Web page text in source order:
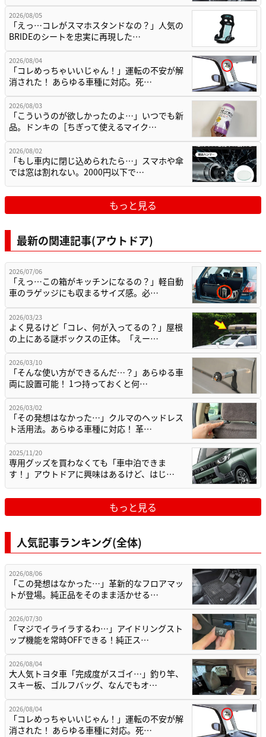
2026/08/05
「えっ…コレがスマホスタンドなの？」人気の
BRIDEのシートを忠実に再現した…
2026/08/04
「コレめっちゃいいじゃん！」運転の不安が解
消された！ あらゆる車種に対応。死…
2026/08/03
「こういうのが欲しかったのよ…」いつでも新
品。ドンキの［ちぎって使えるマイク…
2026/08/02
「もし車内に閉じ込められたら…」スマホや傘
では窓は割れない。2000円以下で…
もっと見る
最新の関連記事(アウトドア)
2026/07/06
「えっ…この箱がキッチンになるの？」軽自動
車のラゲッジにも収まるサイズ感。必…
2026/03/23
よく見るけど「コレ、何が入ってるの？」屋根
の上にある謎ボックスの正体。「えー…
2026/03/10
「そんな使い方ができるんだ…？」あらゆる車
両に設置可能！ 1つ持っておくと何…
2026/03/02
「その発想はなかった…」クルマのヘッドレス
ト活用法。あらゆる車種に対応！ 革…
2025/11/20
専用グッズを買わなくても「車中泊できま
す！」アウトドアに興味はあるけど、はじ…
もっと見る
人気記事ランキング(全体)
2026/08/06
「この発想はなかった…」革新的なフロアマッ
トが登場。純正品をそのまま活かせる…
2026/07/30
「マジでイライラするわ…」アイドリングスト
ップ機能を常時OFFできる！純正ス…
2026/08/04
大人気トヨタ車「完成度がスゴイ…」釣り竿、
スキー板、ゴルフバッグ、なんでもオ…
2026/08/04
「コレめっちゃいいじゃん！」運転の不安が解
消された！ あらゆる車種に対応。死…